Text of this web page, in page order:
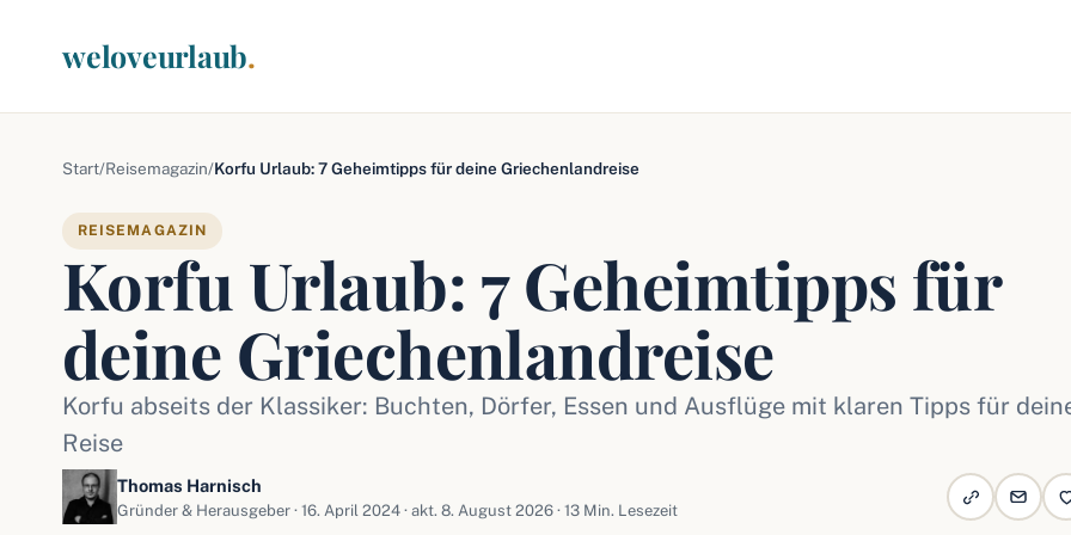
weloveurlaub.
Start/Reisemagazin/Korfu Urlaub: 7 Geheimtipps für deine Griechenlandreise
REISEMAGAZIN
Korfu Urlaub: 7 Geheimtipps für
deine Griechenlandreise
Korfu abseits der Klassiker: Buchten, Dörfer, Essen und Ausflüge mit klaren Tipps für
Reise
Thomas Harnisch
Gründer & Herausgeber · 16. April 2024 · akt. 8. August 2026 · 13 Min. Lesezeit